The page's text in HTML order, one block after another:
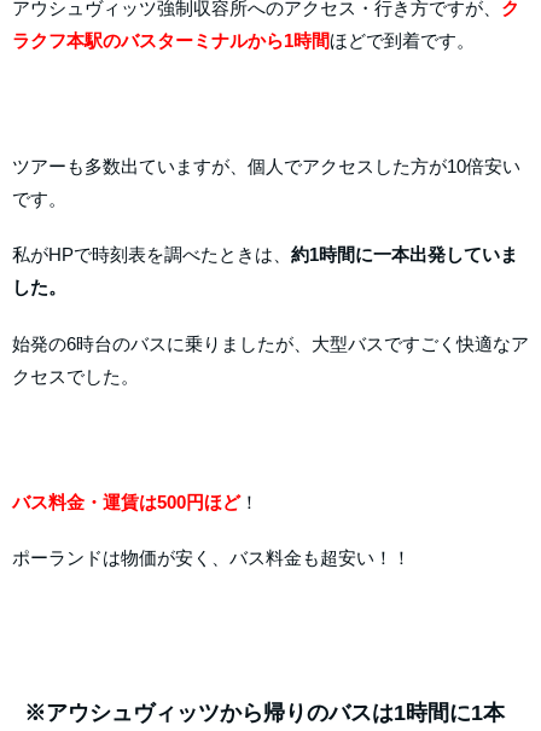
アウシュヴィッツ強制収容所へのアクセス・行き方ですが、 ク
ラクフ本駅のバスターミナルから1時間ほどで到着です。
ツアーも多数出ていますが、個人でアクセスした方が10倍安い
です。
私がHPで時刻表を調べたときは、 約1時間に一本出発していま
した。
始発の6時台のバスに乗りましたが、大型バスですごく快適なア
クセスでした。
バス料金・運賃は500円ほど！
ポーランドは物価が安く、バス料金も超安い！！
※アウシュヴィッツから帰りのバスは1時間に1本